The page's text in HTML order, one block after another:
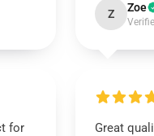
Z Zoe
for
Great